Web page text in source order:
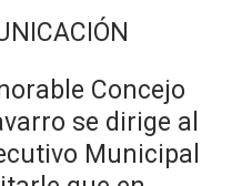
Concejo
se dirige al
Municipal